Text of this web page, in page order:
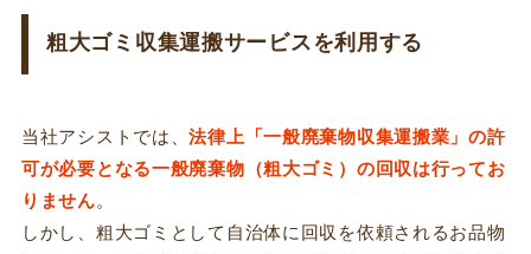
粗大ゴミ収集運搬サービスを利用する
当社アシストでは、法律上「一般廃棄物収集運搬業」の許
可が必要となる一般廃棄物（粗大ゴミ）の回収は行ってお
りません 。
しかし、粗大ゴミとして自治体に回収を依頼されるお品物